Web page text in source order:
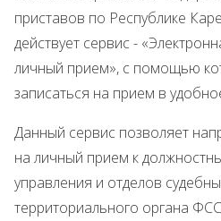
приставов по Республике
действует сервис -
личный прием», с помощью
записаться на прием в
Данный сервис позволяет
на личный прием к
управления и отделов
территориального органа